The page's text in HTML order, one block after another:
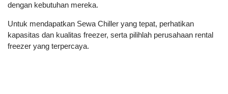
dengan kebutuhan mereka.
Untuk mendapatkan Sewa Chiller yang tepat, perhatikan
kapasitas dan kualitas freezer, serta pilihlah perusahaan rental
freezer yang terpercaya.